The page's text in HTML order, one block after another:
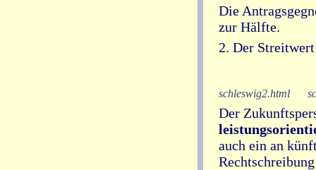
Die
zur Hälfte.
2. Der
schleswig2.html
Der
auch ein an